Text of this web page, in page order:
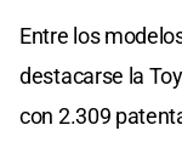
Entre los
destacarse la
con 2.309